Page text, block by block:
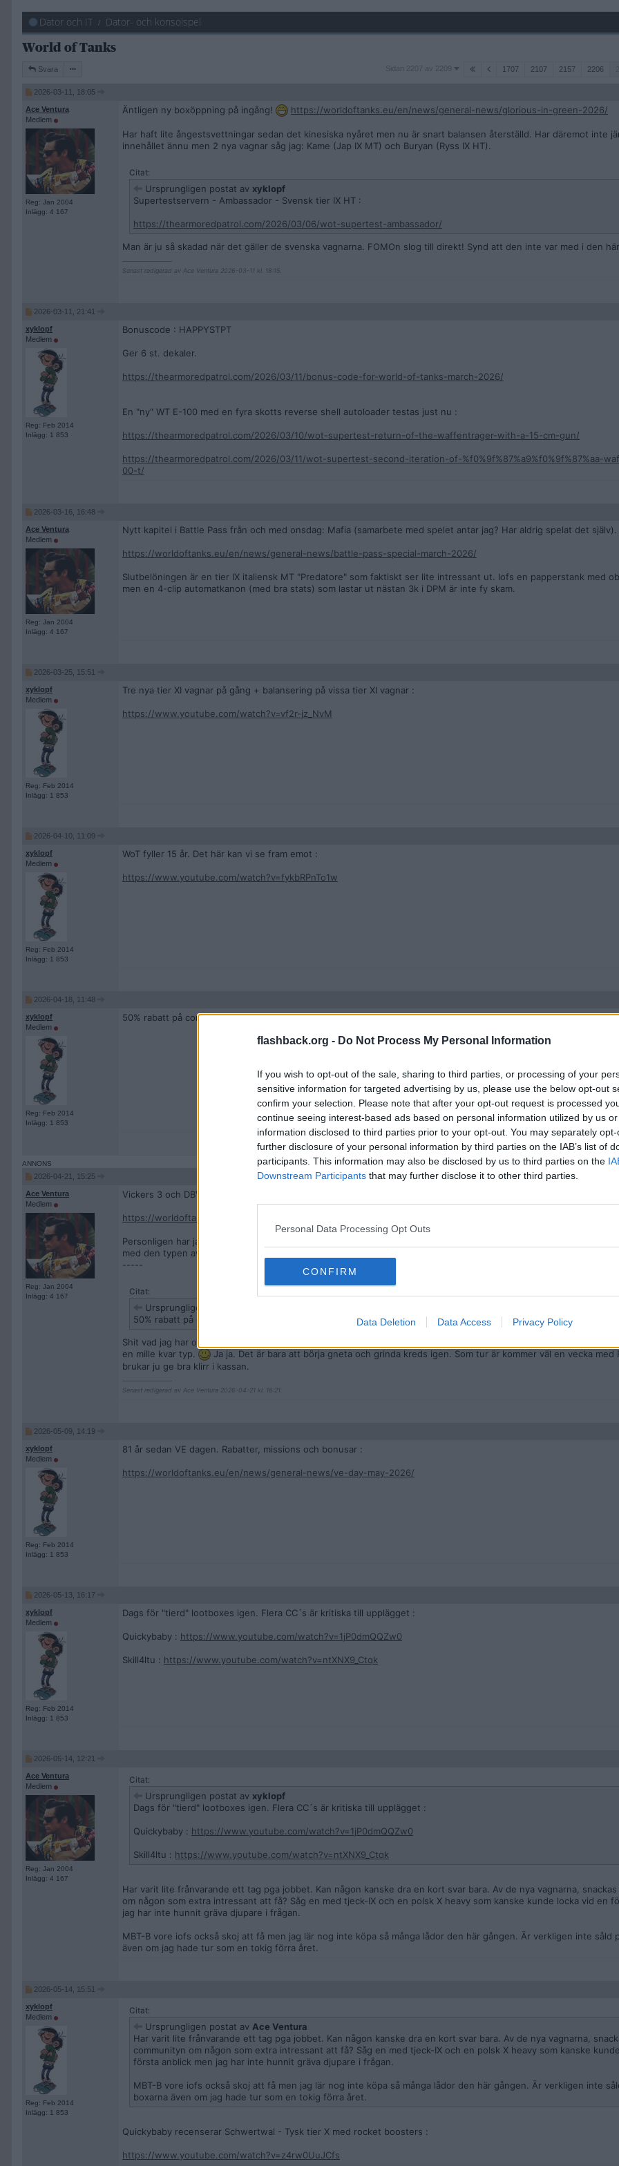
flashback.org - Do Not Process My Personal Information
If you wish to opt-out of the sale, sharing to third parties, or processing of your
sensitive information for targeted advertising by us, please use the below opt-out
confirm your selection. Please note that after your opt-out request is processed
continue seeing interest-based ads based on personal information utilized by us
information disclosed to third parties prior to your opt-out. You may separately
further disclosure of your personal information by third parties on the IAB’s list of
participants. This information may also be disclosed by us to third parties on the
Downstream Participants that may further disclose it to other third parties.
Personal Data Processing Opt Outs
CONFIRM
Data Deletion Data Access Privacy Policy
Dator och IT Dator- och konsolspel
World of Tanks
Svara
Sidan
Sidan 2207 av 2209 1707 2107 2157 2206
2026-03-11, 18:05
Ace Ventura
Medlem
Reg: Jan 2004
Inlägg: 4 167
Äntligen ny boxöppning på ingång! https://worldoftanks.eu/en/news/general-news/glorious-in-green-2026/
Har haft lite ångestsvettningar sedan det kinesiska nyåret men nu är snart balansen återställd. Har däremot inte
innehållet ännu men 2 nya vagnar såg jag: Kame (Jap IX MT) och Buryan (Ryss IX HT).
Citat:
Ursprungligen postat av xyklopf
Supertestservern - Ambassador - Svensk tier IX HT :
https://thearmoredpatrol.com/2026/03/06/wot-supertest-ambassador/
Man är ju så skadad när det gäller de svenska vagnarna. FOMOn slog till direkt! Synd att den inte var med i den
Senast redigerad av Ace Ventura 2026-03-11 kl. 18:15.
2026-03-11, 21:41
xyklopf
Medlem
Reg: Feb 2014
Inlägg: 1 853
Bonuscode : HAPPYSTPT
Ger 6 st. dekaler.
https://thearmoredpatrol.com/2026/03/11/bonus-code-for-world-of-tanks-march-2026/
En "ny" WT E-100 med en fyra skotts reverse shell autoloader testas just nu :
https://thearmoredpatrol.com/2026/03/10/wot-supertest-return-of-the-waffentrager-with-a-15-cm-gun/
https://thearmoredpatrol.com/2026/03/11/wot-supertest-second-iteration-of-%f0%9f%87%a9%f0%9f%87%aa-
00-t/
2026-03-16, 16:48
Ace Ventura
Medlem
Reg: Jan 2004
Inlägg: 4 167
Nytt kapitel i Battle Pass från och med onsdag: Mafia (samarbete med spelet antar jag? Har aldrig spelat det själv).
https://worldoftanks.eu/en/news/general-news/battle-pass-special-march-2026/
Slutbelöningen är en tier IX italiensk MT "Predatore" som faktiskt ser lite intressant ut. Iofs en papperstank med
men en 4-clip automatkanon (med bra stats) som lastar ut nästan 3k i DPM är inte fy skam.
2026-03-25, 15:51
xyklopf
Medlem
Reg: Feb 2014
Inlägg: 1 853
Tre nya tier XI vagnar på gång + balansering på vissa tier XI vagnar :
https://www.youtube.com/watch?v=vf2r-jz_NvM
2026-04-10, 11:09
xyklopf
Medlem
Reg: Feb 2014
Inlägg: 1 853
WoT fyller 15 år. Det här kan vi se fram emot :
https://www.youtube.com/watch?v=fykbRPnTo1w
2026-04-18, 11:48
xyklopf
Medlem
Reg: Feb 2014
Inlägg: 1 853
50% rabatt på consumables i denna helg (17e - 20e). Passa på att fylla lagren.
2026-04-21, 15:25
Ace Ventura
Medlem
Reg: Jan 2004
Inlägg: 4 167
Vickers 3 och DBV-152 återkommer till Assembly shop 23/4.
https://worldoftanks.eu/en/news/general-news/assembly-shop-11-2026/
Personligen har jag redan DBVn (askul!) och Vickers avstod jag med flit förra gången då jag oftast inte har tålamod
med den typen av papperstanks (Typ Leo 1, Kpz EK etc). Så jag lär passa även den här gången.
-----
Citat:
Ursprungligen postat av
50% rabatt på consumables i denna helg (17e - 20e). Passa på att fylla lagren.
Shit vad jag har ont om kredit nu. Köpte och utrustade 4 nya X förra helgen + att jag fyllt på de här lagren rejält. Är
en mille kvar typ.
Ja ja. Det är bara att börja gneta och grinda kreds igen. Som tur är kommer väl en vecka med
brukar ju ge bra klirr i kassan.
Senast redigerad av Ace Ventura 2026-04-21 kl. 16:21.
2026-05-09, 14:19
xyklopf
Medlem
Reg: Feb 2014
Inlägg: 1 853
81 år sedan VE dagen. Rabatter, missions och bonusar :
https://worldoftanks.eu/en/news/general-news/ve-day-may-2026/
2026-05-13, 16:17
xyklopf
Medlem
Reg: Feb 2014
Inlägg: 1 853
Dags för "tierd" lootboxes igen. Flera CC´s är kritiska till upplägget :
Quickybaby : https://www.youtube.com/watch?v=1jP0dmQQZw0
Skill4ltu : https://www.youtube.com/watch?v=ntXNX9_Ctqk
2026-05-14, 12:21
Ace Ventura
Medlem
Reg: Jan 2004
Inlägg: 4 167
Citat:
Ursprungligen postat av xyklopf
Dags för "tierd" lootboxes igen. Flera CC´s är kritiska till upplägget :
Quickybaby : https://www.youtube.com/watch?v=1jP0dmQQZw0
Skill4ltu : https://www.youtube.com/watch?v=ntXNX9_Ctqk
Har varit lite frånvarande ett tag pga jobbet. Kan någon kanske dra en kort svar bara. Av de nya vagnarna,
om någon som extra intressant att få? Såg en med tjeck-IX och en polsk X heavy som kanske kunde locka vid en
jag har inte hunnit gräva djupare i frågan.
MBT-B vore iofs också skoj att få men jag lär nog inte köpa så många lådor den här gången. Är verkligen inte såld
även om jag hade tur som en tokig förra året.
2026-05-14, 15:51
xyklopf
Medlem
Reg: Feb 2014
Inlägg: 1 853
Citat:
Ursprungligen postat av Ace Ventura
Har varit lite frånvarande ett tag pga jobbet. Kan någon kanske dra en kort svar bara. Av de nya vagnarna,
communityn om någon som extra intressant att få? Såg en med tjeck-IX och en polsk X heavy som kanske
första anblick men jag har inte hunnit gräva djupare i frågan.
MBT-B vore iofs också skoj att få men jag lär nog inte köpa så många lådor den här gången. Är verkligen inte
boxarna även om jag hade tur som en tokig förra året.
Quickybaby recenserar Schwertwal - Tysk tier X med rocket boosters :
https://www.youtube.com/watch?v=z4rw0UuJCfs